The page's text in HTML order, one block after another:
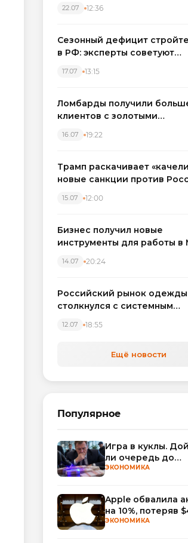
Западном регионе
22.07 12:36
Сезонный дефицит
в РФ: эксперты советуют
17.07 13:15
Ломбарды получили
клиентов с золотыми
вырос на фоне подорожания
16.07 19:22
Трамп раскачивает
новые санкции против
15.07 12:00
Бизнес получил новые
инструменты для работы в
автоматизируют обработку
14.07 20:24
Российский рынок одежды
столкнулся с системным
12.07 18:55
Ещё новости
Популярное
Игра в куклы.
ли очередь до
Миллера?
ЭКОНОМИКА
Apple обвалила
на 10%, потеряв
млрд
ЭКОНОМИКА